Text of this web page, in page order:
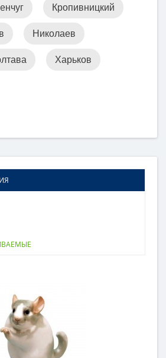
Кропивницкий
Николаев
Харьков